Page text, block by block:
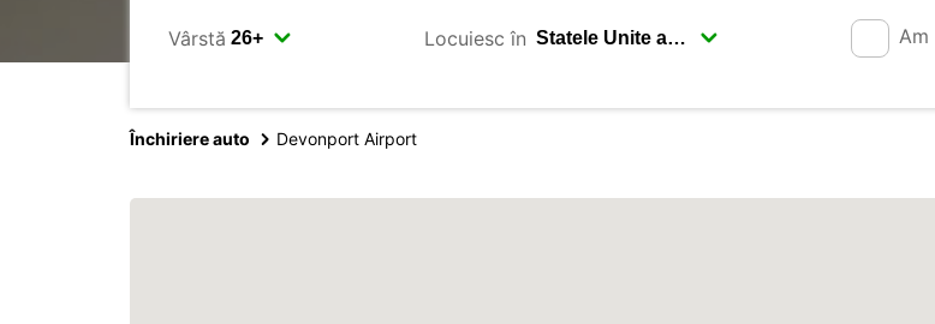
Vârstă Locuiesc în Am
Închiriere auto Devonport Airport